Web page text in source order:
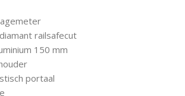
railsafecut
150 mm
portaal